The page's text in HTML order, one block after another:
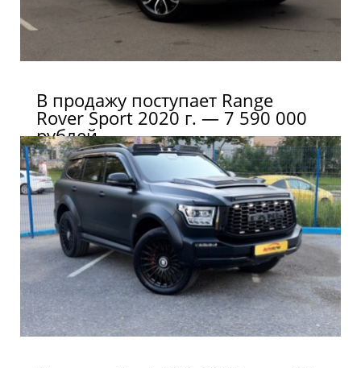
В продажу поступает Range
Rover Sport 2020 г. — 7 590 000
рублей.